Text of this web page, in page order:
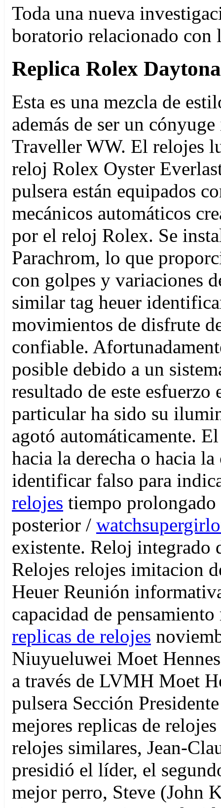
Toda una nueva
boratorio relacionado con
Replica Rolex
Esta es una mezcla de
además de ser un
Traveller WW. El relojes
reloj Rolex Oyster
pulsera están equipados
mecánicos automáticos
por el reloj Rolex. Se
Parachrom, lo que
con golpes y variaciones
similar tag heuer
movimientos de disfrute
confiable.
posible debido a un
resultado de este
particular ha sido su
agotó automáticamente.
hacia la derecha o hacia
identificar falso para
relojes tiempo prolongado
posterior /
existente. Reloj integrado
Relojes relojes imitacion
Heuer Reunión
capacidad de
replicas de relojes
Niuyueluwei Moet
a través de LVMH Moet
pulsera Sección
mejores replicas de
relojes similares, Jean-
presidió el líder, el
mejor perro, Steve (John